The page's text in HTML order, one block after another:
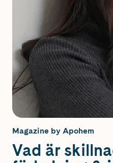
Magazine by Apohem
Vad är